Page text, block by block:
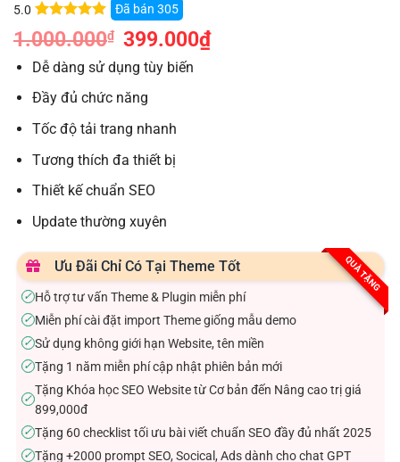
5.0
5.0 trên 5
dựa trên
7
đánh giá
Đã bán 305
1.000.000₫
Giá
gốc
1.000.000₫.
399.000₫Giá
hiện
Dễ dàng sử dụng tùy biến
Đầy đủ chức năng
Tốc độ tải trang nhanh
Tương thích đa thiết bị
Thiết kế chuẩn SEO
Update thường xuyên
QUÀ TẶNG
Ưu Đãi Chỉ Có Tại Theme Tốt
✓Hỗ trợ tư vấn Theme & Plugin miễn phí
✓Miễn phí cài đặt import Theme giống mẫu demo
✓Sử dụng không giới hạn Website, tên miền
✓Tặng 1 năm miễn phí cập nhật phiên bản mới
✓
Tặng Khóa học SEO Website từ Cơ bản đến Nâng cao trị giá
899,000đ
✓Tặng 60 checklist tối ưu bài viết chuẩn SEO đầy đủ nhất 2025
✓Tặng +2000 prompt SEO, Socical, Ads dành cho chat GPT